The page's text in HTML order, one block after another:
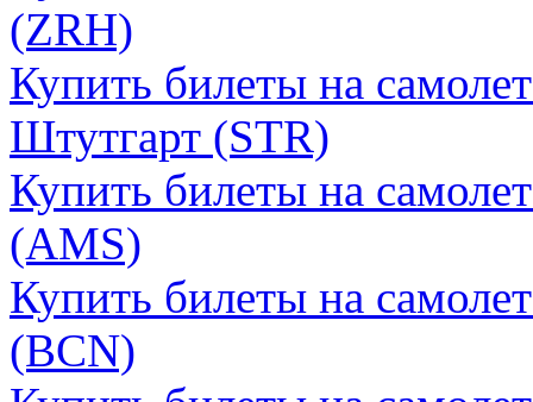
(ZRH)
Купить билеты на
Штутгарт (STR)
Купить билеты на
(AMS)
Купить билеты на
(BCN)